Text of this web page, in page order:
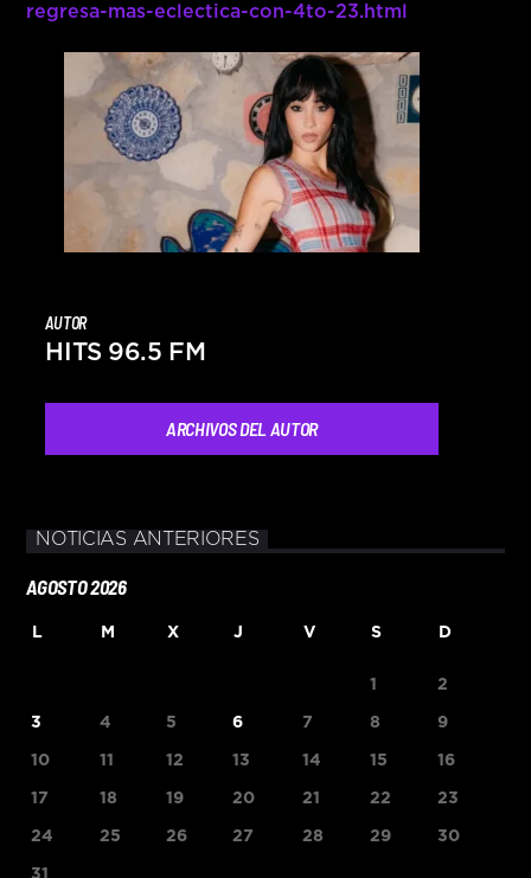
regresa-mas-eclectica-con-4to-23.html
AUTOR
HITS 96.5 FM
ARCHIVOS DEL AUTOR
NOTICIAS ANTERIORES
AGOSTO 2026
L M X J V S D
1 2
3 4 5 6 7 8 9
10 11 12 13 14 15 16
17 18 19 20 21 22 23
24 25 26 27 28 29 30
31